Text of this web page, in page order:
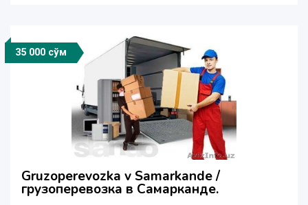
35 000 сўм
Gruzoperevozka v Samarkande /
грузоперевозка в Самарканде.